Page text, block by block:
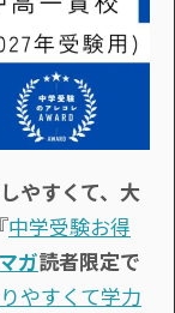
しやすくて、大
中学受験お得
ガ読者限定で
やすくて学力